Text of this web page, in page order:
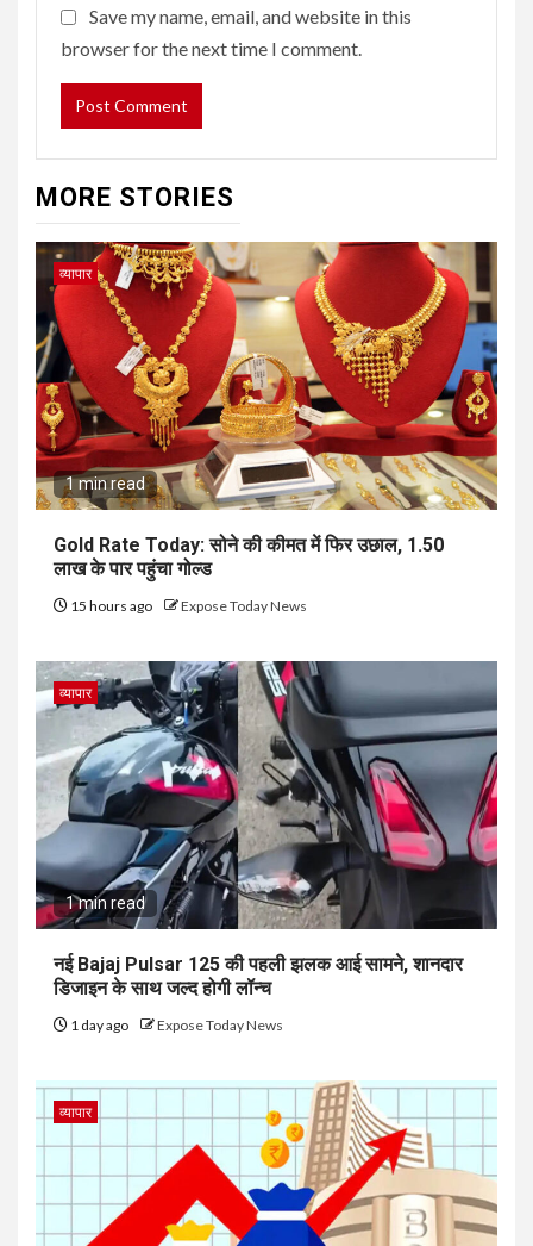
Save my name, email, and website in this
browser for the next time I comment.
MORE STORIES
व्यापार
1 min read
Gold Rate Today: सोने की कीमत में फिर उछाल, ₹1.50
लाख के पार पहुंचा गोल्ड
15 hours ago Expose Today News
व्यापार
1 min read
नई Bajaj Pulsar 125 की पहली झलक आई सामने, शानदार
डिजाइन के साथ जल्द होगी लॉन्च
1 day ago Expose Today News
व्यापार